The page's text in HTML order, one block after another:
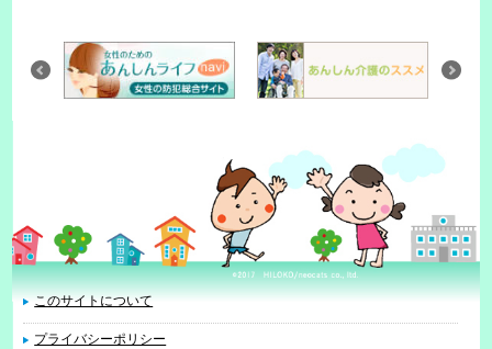
このサイトについて
プライバシーポリシー